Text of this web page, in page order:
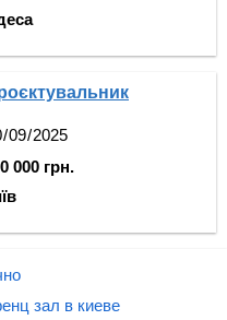
000 грн.
зал в киеве